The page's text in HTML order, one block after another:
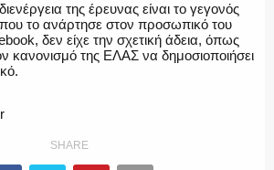
της έρευνας είναι το γεγονός
το ανάρτησε στον προσωπικό του
δεν είχε την σχετική άδεια, όπως
κανονισμό της ΕΛΑΣ να δημοσιοποιήσει
SHARE